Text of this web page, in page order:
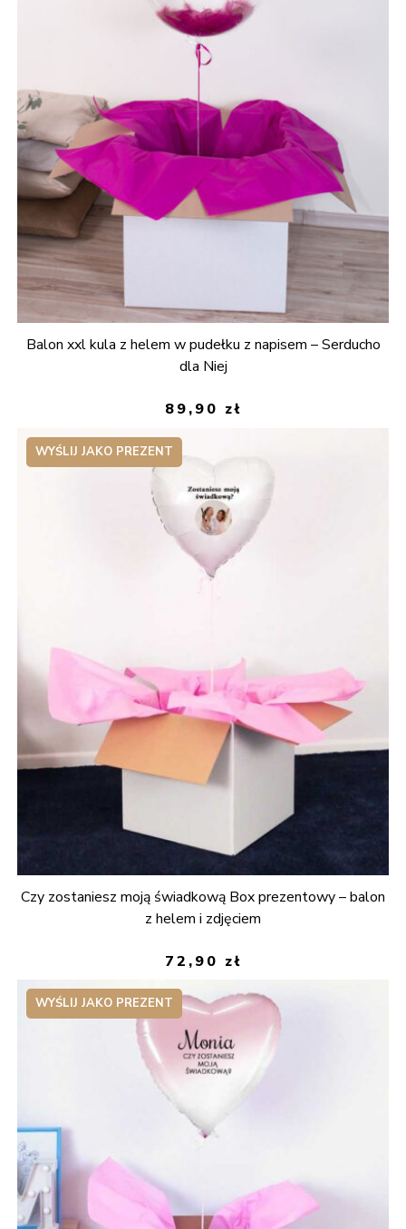
Balon xxl kula z helem w pudełku z napisem – Serducho
dla Niej
89,90 zł
WYŚLIJ JAKO PREZENT
Czy zostaniesz moją świadkową Box prezentowy – balon
z helem i zdjęciem
72,90 zł
WYŚLIJ JAKO PREZENT